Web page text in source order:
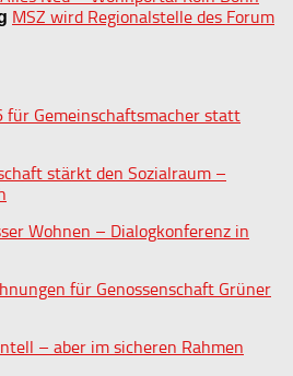
MSZ wird Regionalstelle des Forum
Gemeinschaftsmacher statt
stärkt den Sozialraum –
Wohnen – Dialogkonferenz in
für Genossenschaft Grüner
– aber im sicheren Rahmen